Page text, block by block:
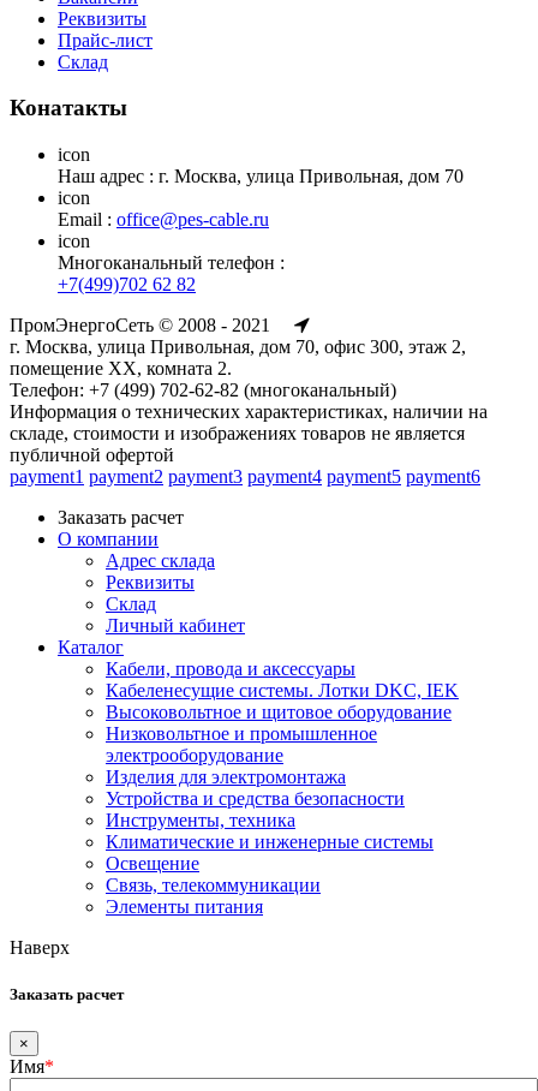
Реквизиты
Прайс-лист
Склад
Конатакты
icon
Наш адрес : г. Москва, улица Привольная, дом 70
icon
Email : office@pes-cable.ru
icon
Многоканальный телефон :
+7(499)702 62 82
ПромЭнергоСеть © 2008 - 2021
г. Москва, улица Привольная, дом 70, офис 300, этаж 2,
помещение ХХ, комната 2.
Телефон: +7 (499) 702-62-82 (многоканальный)
Информация о технических характеристиках, наличии на
складе, стоимости и изображениях товаров не является
публичной офертой
payment1 payment2 payment3 payment4 payment5 payment6
Заказать расчет
О компании
Адрес склада
Реквизиты
Склад
Личный кабинет
Каталог
Кабели, провода и аксессуары
Кабеленесущие системы. Лотки DKC, IEK
Высоковольтное и щитовое оборудование
Низковольтное и промышленное
электрооборудование
Изделия для электромонтажа
Устройства и средства безопасности
Инструменты, техника
Климатические и инженерные системы
Освещение
Связь, телекоммуникации
Элементы питания
Наверх
Заказать расчет
×
Имя*